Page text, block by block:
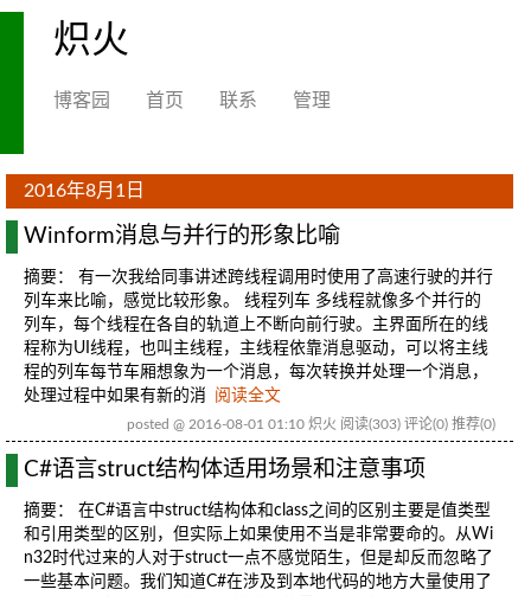
炽火
博客园 首页 联系 管理
2016年8月1日
Winform消息与并行的形象比喻
摘要： 有一次我给同事讲述跨线程调用时使用了高速行驶的并行
列车来比喻，感觉比较形象。 线程列车 多线程就像多个并行的
列车，每个线程在各自的轨道上不断向前行驶。主界面所在的线
程称为UI线程，也叫主线程，主线程依靠消息驱动，可以将主线
程的列车每节车厢想象为一个消息，每次转换并处理一个消息，
处理过程中如果有新的消
阅读全文
posted @ 2016-08-01 01:10 炽火 阅读(303) 评论(0) 推荐(0)
C#语言struct结构体适用场景和注意事项
摘要： 在C#语言中struct结构体和class之间的区别主要是值类型
和引用类型的区别，但实际上如果使用不当是非常要命的。从Wi
n32时代过来的人对于struct一点不感觉陌生，但是却反而忽略了
一些基本问题。我们知道C#在涉及到本地代码的地方大量使用了